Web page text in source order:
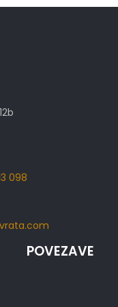
098
POVEZAVE